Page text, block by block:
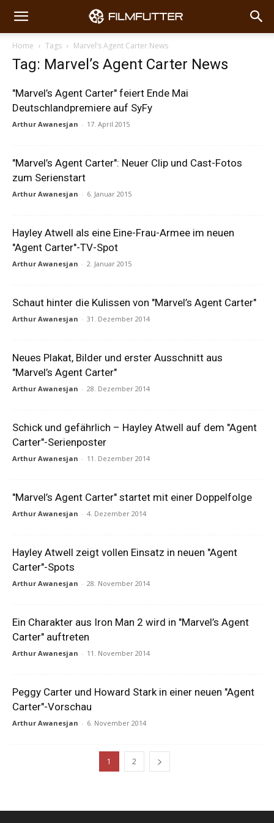
Home Tags Marvel’s Agent Carter News
Tag: Marvel’s Agent Carter News
"Marvel’s Agent Carter" feiert Ende Mai
Deutschlandpremiere auf SyFy
Arthur Awanesjan - 17. April 2015
"Marvel’s Agent Carter": Neuer Clip und Cast-Fotos
zum Serienstart
Arthur Awanesjan - 6. Januar 2015
Hayley Atwell als eine Eine-Frau-Armee im neuen
"Agent Carter"-TV-Spot
Arthur Awanesjan - 2. Januar 2015
Schaut hinter die Kulissen von "Marvel’s Agent Carter"
Arthur Awanesjan - 31. Dezember 2014
Neues Plakat, Bilder und erster Ausschnitt aus
"Marvel’s Agent Carter"
Arthur Awanesjan - 28. Dezember 2014
Schick und gefährlich – Hayley Atwell auf dem "Agent
Carter"-Serienposter
Arthur Awanesjan - 11. Dezember 2014
"Marvel’s Agent Carter" startet mit einer Doppelfolge
Arthur Awanesjan - 4. Dezember 2014
Hayley Atwell zeigt vollen Einsatz in neuen "Agent
Carter"-Spots
Arthur Awanesjan - 28. November 2014
Ein Charakter aus Iron Man 2 wird in "Marvel’s Agent
Carter" auftreten
Arthur Awanesjan - 11. November 2014
Peggy Carter und Howard Stark in einer neuen "Agent
Carter"-Vorschau
Arthur Awanesjan - 6. November 2014
1 2